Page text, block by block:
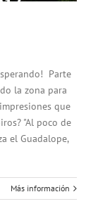
Parte
la zona para
que
"Al poco de
el Guadalope,
Más información